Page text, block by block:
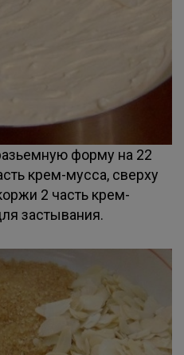
форму на 22
крем-мусса, сверху
2 часть крем-
застывания.